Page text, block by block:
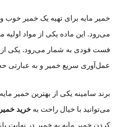
خمیر مایه برای تهیه یک خمیر خوب
می‌رود. این ماده یکی از مواد اولیه
فست فودی به شمار می‌رود. یکی از
عمل‌آوری سریع خمیر و به عبارتی
برند سامینه یکی از بهترین خمیر
می‌توانید با خیال راحت به خرید
کردن خمیر مایه به خمیر در نهایت